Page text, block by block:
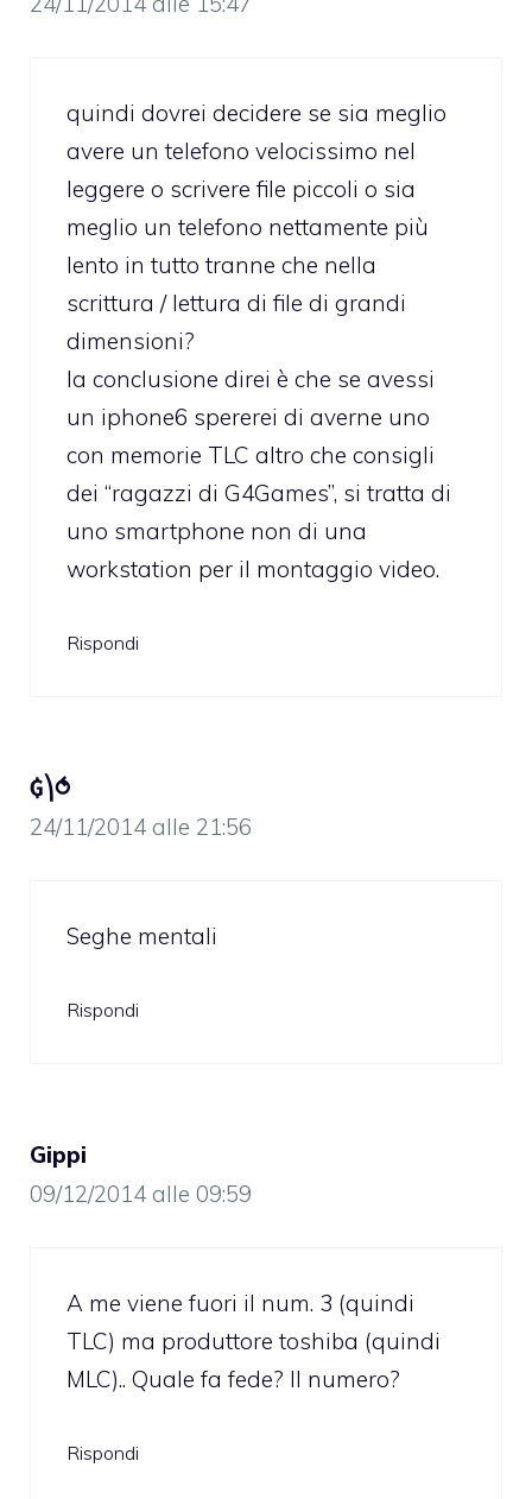
quindi dovrei decidere se sia meglio
avere un telefono velocissimo nel
leggere o scrivere file piccoli o sia
meglio un telefono nettamente più
lento in tutto tranne che nella
scrittura / lettura di file di grandi
dimensioni?
la conclusione direi è che se avessi
un iphone6 spererei di averne uno
con memorie TLC altro che consigli
dei “ragazzi di G4Games”, si tratta di
uno smartphone non di una
workstation per il montaggio video.
Rispondi
₲⎞⥀
24/11/2014 alle 21:56
Seghe mentali
Rispondi
Gippi
09/12/2014 alle 09:59
A me viene fuori il num. 3 (quindi
TLC) ma produttore toshiba (quindi
MLC).. Quale fa fede? Il numero?
Rispondi